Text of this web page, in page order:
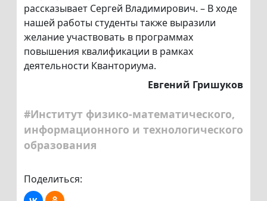
рассказывает Сергей Владимирович. – В ходе
нашей работы студенты также выразили
желание участвовать в программах
повышения квалификации в рамках
деятельности Кванториума.
Евгений Гришуков
#Институт физико-математического,
информационного и технологического
образования
Поделиться: